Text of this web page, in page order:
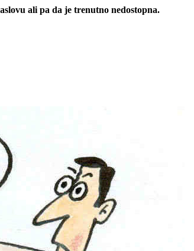
ali pa da je trenutno nedostopna.